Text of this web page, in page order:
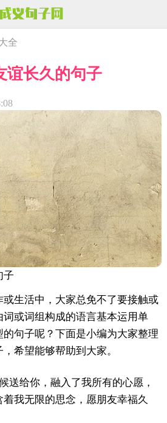
全
谊长久的句子
子
生活中，大家总免不了要接触或
或词组构成的语言基本运用单
句子呢？下面是小编为大家整理
希望能够帮助到大家。
送给你，融入了我所有的心愿，
我无限的思念，愿朋友幸福久